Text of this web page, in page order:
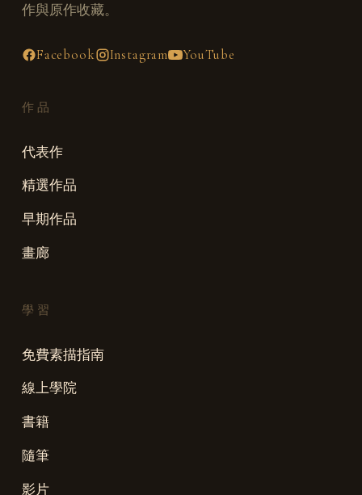
作與原作收藏。
Facebook Instagram YouTube
作品
代表作
精選作品
早期作品
畫廊
學習
免費素描指南
線上學院
書籍
隨筆
影片